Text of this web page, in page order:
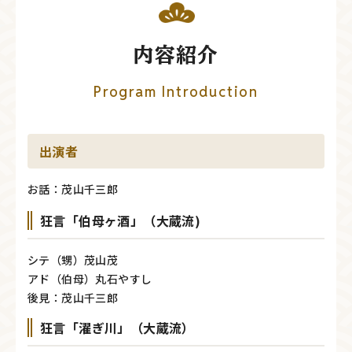
内容紹介
Program Introduction
出演者
お話：茂山千三郎
狂言「伯母ヶ酒」（大蔵流)
シテ（甥）茂山茂
アド（伯母）丸石やすし
後見：茂山千三郎
狂言「濯ぎ川」（大蔵流）